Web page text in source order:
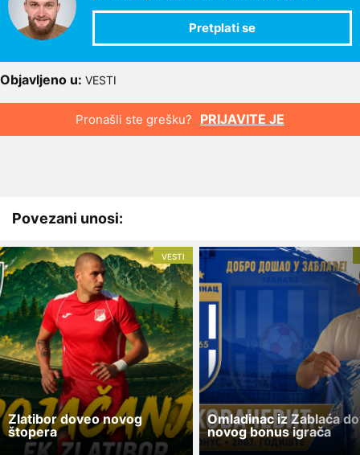
Objavljeno u: VESTI
Pronašli ste grešku? PRIJAVITE JE
Povezani unosi:
VESTI
Zlatibor doveo novog
štopera
Omladinac iz Zablaća
novog bonus igrača